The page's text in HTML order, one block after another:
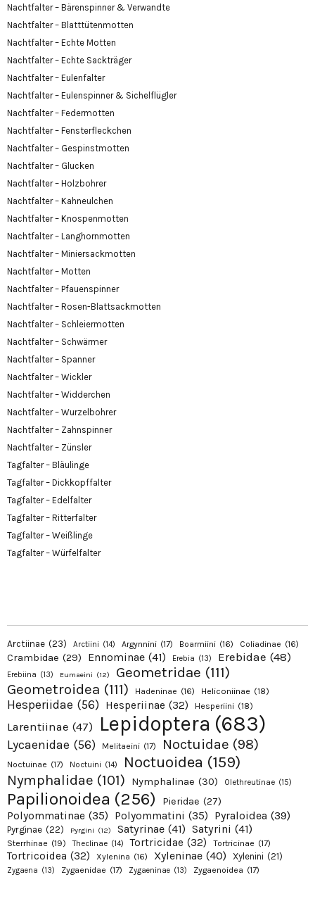
Nachtfalter – Bärenspinner & Verwandte
Nachtfalter – Blatttütenmotten
Nachtfalter – Echte Motten
Nachtfalter – Echte Sackträger
Nachtfalter – Eulenfalter
Nachtfalter – Eulenspinner & Sichelflügler
Nachtfalter – Federmotten
Nachtfalter – Fensterfleckchen
Nachtfalter – Gespinstmotten
Nachtfalter – Glucken
Nachtfalter – Holzbohrer
Nachtfalter – Kahneulchen
Nachtfalter – Knospenmotten
Nachtfalter – Langhornmotten
Nachtfalter – Miniersackmotten
Nachtfalter – Motten
Nachtfalter – Pfauenspinner
Nachtfalter – Rosen-Blattsackmotten
Nachtfalter – Schleiermotten
Nachtfalter – Schwärmer
Nachtfalter – Spanner
Nachtfalter – Wickler
Nachtfalter – Widderchen
Nachtfalter – Wurzelbohrer
Nachtfalter – Zahnspinner
Nachtfalter – Zünsler
Tagfalter – Bläulinge
Tagfalter – Dickkopffalter
Tagfalter – Edelfalter
Tagfalter – Ritterfalter
Tagfalter – Weißlinge
Tagfalter – Würfelfalter
Arctiinae (23) Arctiini (14) Argynnini (17) Boarmiini (16) Coliadinae (16)
Crambidae (29) Ennominae (41) Erebia (13) Erebidae (48)
Erebiina (13) Eumaeini (12) Geometridae (111)
Geometroidea (111) Hadeninae (16) Heliconiinae (18)
Hesperiidae (56) Hesperiinae (32) Hesperiini (18)
Larentiinae (47) Lepidoptera (683)
Lycaenidae (56) Melitaeini (17) Noctuidae (98)
Noctuinae (17) Noctuini (14) Noctuoidea (159)
Nymphalidae (101) Nymphalinae (30) Olethreutinae (15)
Papilionoidea (256) Pieridae (27)
Polyommatinae (35) Polyommatini (35) Pyraloidea (39)
Pyrginae (22) Pyrgini (12) Satyrinae (41) Satyrini (41)
Sterrhinae (19) Theclinae (14) Tortricidae (32) Tortricinae (17)
Tortricoidea (32) Xylenina (16) Xyleninae (40) Xylenini (21)
Zygaena (13) Zygaenidae (17) Zygaeninae (13) Zygaenoidea (17)